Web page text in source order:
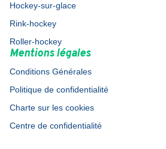
Hockey-sur-glace
Rink-hockey
Roller-hockey
Mentions légales
Conditions Générales
Politique de confidentialité
Charte sur les cookies
Centre de confidentialité